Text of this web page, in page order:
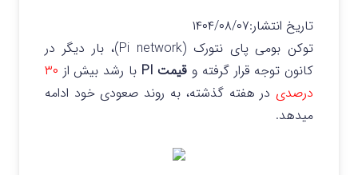
تاریخ انتشار:۱۴۰۴/۰۸/۰۷
توکن بومی پای نتورک (Pi network)، بار دیگر در
کانون توجه قرار گرفته و قیمت PI با رشد بیش از ۳۰
درصدی در هفته گذشته، به روند صعودی خود ادامه
میدهد.